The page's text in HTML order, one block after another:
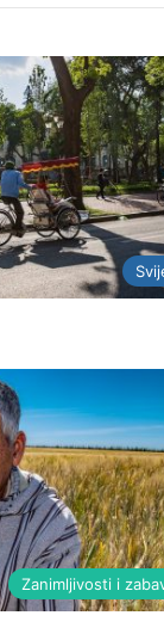
Zanimljivosti i